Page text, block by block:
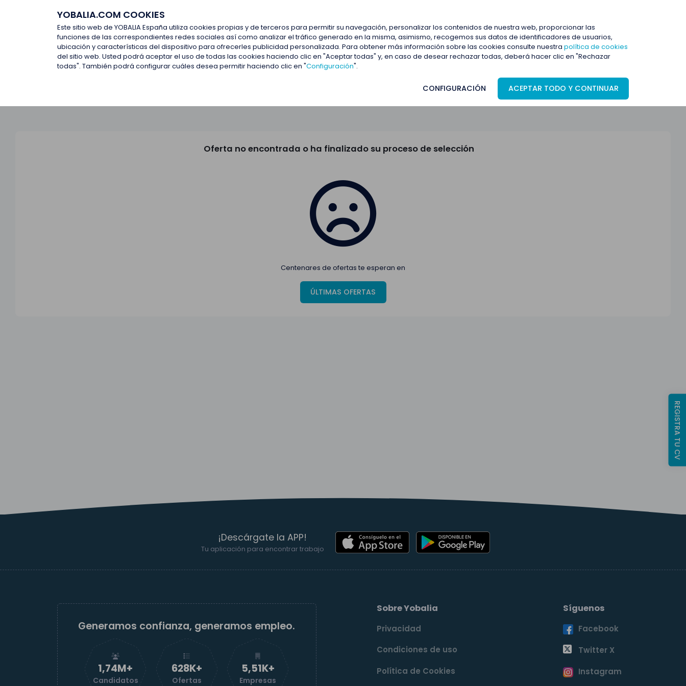
YOBALIA.COM COOKIES
Este sitio web de YOBALIA España utiliza cookies propias y de terceros para permitir su navegación, personalizar los contenidos de nuestra web, proporcionar las
funciones de las correspondientes redes sociales así como analizar el tráfico generado en la misma, asimismo, recogemos sus datos de identificadores de usuarios,
ubicación y características del dispositivo para ofrecerles publicidad personalizada. Para obtener más información sobre las cookies consulte nuestra política de cookies
del sitio web. Usted podrá aceptar el uso de todas las cookies haciendo clic en "Aceptar todas" y, en caso de desear rechazar todas, deberá hacer clic en "Rechazar
todas". También podrá configurar cuáles desea permitir haciendo clic en "Configuración".
CONFIGURACIÓN ACEPTAR TODO Y CONTINUAR
Últimas ofertas
Últimas ofertas
Oferta no encontrada o ha finalizado su proceso de selección
Centenares de ofertas te esperan en
ÚLTIMAS OFERTAS
¡Descárgate la APP!
Tu aplicación para encontrar trabajo
Generamos confianza, generamos empleo.
1,74M+
Candidatos
629K+
Ofertas
5,52K+
Empresas
Sobre Yobalia
Privacidad
Condiciones de uso
Política de Cookies
Síguenos
Facebook
Twitter X
Instagram
REGISTRA TU CV